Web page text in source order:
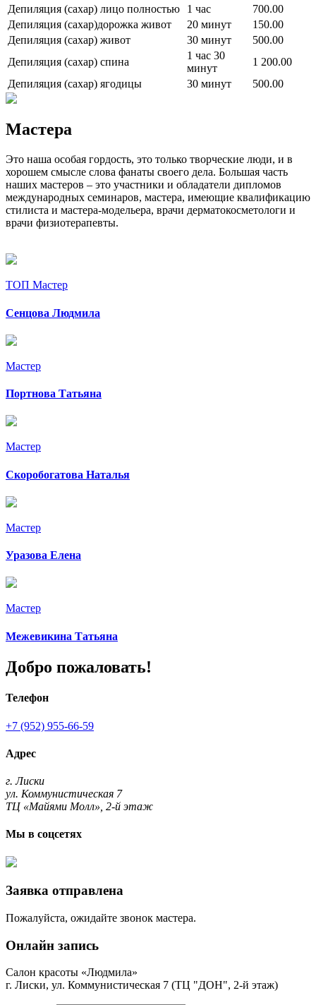
Депиляция (сахар) лицо полностью
1 час
700.00
Депиляция (сахар)дорожка живот
20 минут
150.00
Депиляция (сахар) живот
30 минут
500.00
Депиляция (сахар) спина
1 час 30
минут
1 200.00
Депиляция (сахар) ягодицы
30 минут 500.00
Мастера
Это наша особая гордость, это только творческие люди, и в
хорошем смысле слова фанаты своего дела. Большая часть
наших мастеров – это участники и обладатели дипломов
международных семинаров, мастера, имеющие квалификацию
стилиста и мастера-модельера, врачи дерматокосметологи и
врачи физиотерапевты.
ТОП Мастер
Сенцова Людмила
Мастер
Портнова Татьяна
Мастер
Скоробогатова Наталья
Мастер
Уразова Елена
Мастер
Межевикина Татьяна
Добро пожаловать!
Телефон
+7 (952) 955-66-59
Адрес
г. Лиски
ул. Коммунистическая 7
ТЦ «Майями Молл», 2-й этаж
Мы в соцсетях
Заявка отправлена
Пожалуйста, ожидайте звонок мастера.
Онлайн запись
Салон красоты «Людмила»
г. Лиски, ул. Коммунистическая 7 (ТЦ "ДОН", 2-й этаж)